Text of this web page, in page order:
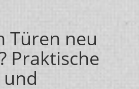
Türen neu
Praktische
und